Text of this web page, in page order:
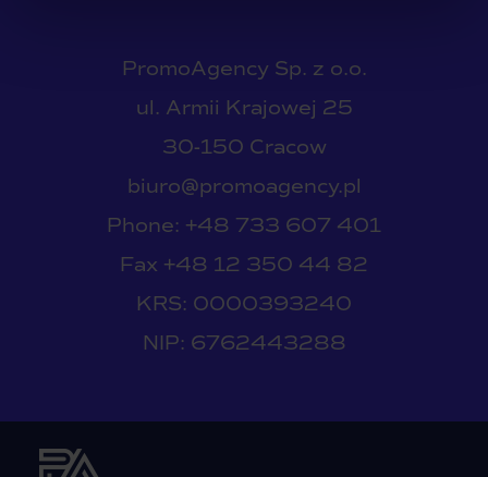
PromoAgency Sp. z o.o.
ul. Armii Krajowej 25
30-150 Cracow
biuro@promoagency.pl
Phone: +48 733 607 401
Fax +48 12 350 44 82
KRS: 0000393240
NIP: 6762443288